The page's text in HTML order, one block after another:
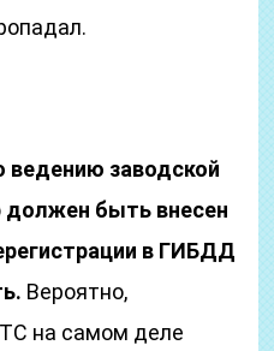
ведению заводской
быть внесен
в ГИБДД
Вероятно,
на самом деле